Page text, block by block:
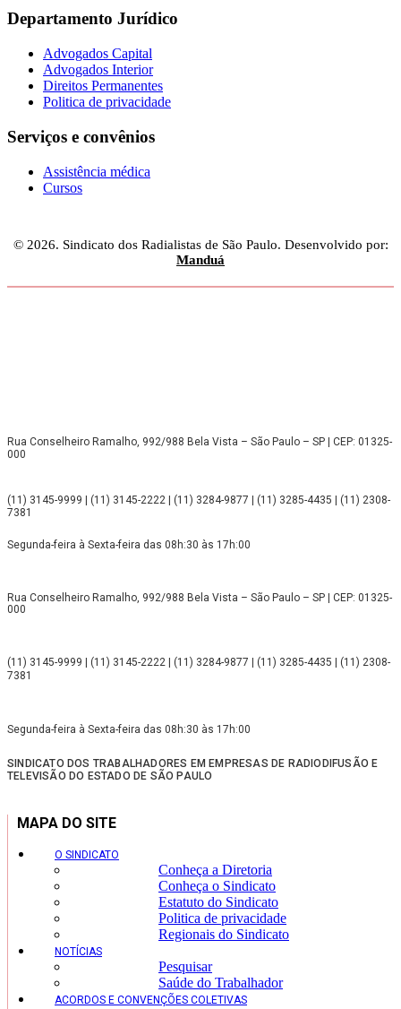
Departamento Jurídico
Advogados Capital
Advogados Interior
Direitos Permanentes
Politica de privacidade
Serviços e convênios
Assistência médica
Cursos
© 2026. Sindicato dos Radialistas de São Paulo. Desenvolvido por:
Manduá
Rua Conselheiro Ramalho, 992/988 Bela Vista – São Paulo – SP | CEP: 01325-
000
(11) 3145-9999 | (11) 3145-2222 | (11) 3284-9877 | (11) 3285-4435 | (11) 2308-
7381
Segunda-feira à Sexta-feira das 08h:30 às 17h:00
Rua Conselheiro Ramalho, 992/988 Bela Vista – São Paulo – SP | CEP: 01325-
000
(11) 3145-9999 | (11) 3145-2222 | (11) 3284-9877 | (11) 3285-4435 | (11) 2308-
7381
Segunda-feira à Sexta-feira das 08h:30 às 17h:00
SINDICATO DOS TRABALHADORES EM EMPRESAS DE RADIODIFUSÃO E
TELEVISÃO DO ESTADO DE SÃO PAULO
MAPA DO SITE
O SINDICATO
Conheça a Diretoria
Conheça o Sindicato
Estatuto do Sindicato
Politica de privacidade
Regionais do Sindicato
NOTÍCIAS
Pesquisar
Saúde do Trabalhador
ACORDOS E CONVENÇÕES COLETIVAS